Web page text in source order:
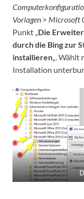
Vorlagen > Microsoft
Punkt „Die
durch die Bing zur
installieren„. Wählt
Installation